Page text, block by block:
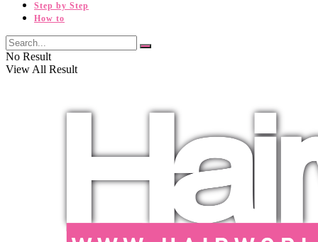
Step by Step
How to
No Result
View All Result